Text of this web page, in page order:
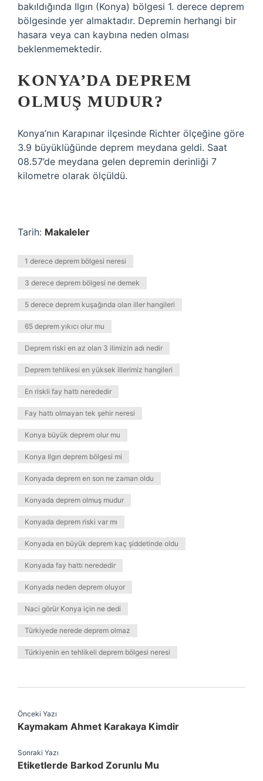
bakıldığında Ilgın (Konya) bölgesi 1. derece deprem
bölgesinde yer almaktadır. Depremin herhangi bir
hasara veya can kaybına neden olması
beklenmemektedir.
KONYA’DA DEPREM
OLMUŞ MUDUR?
Konya’nın Karapınar ilçesinde Richter ölçeğine göre
3.9 büyüklüğünde deprem meydana geldi. Saat
08.57’de meydana gelen depremin derinliği 7
kilometre olarak ölçüldü.
Tarih: Makaleler
1 derece deprem bölgesi neresi
3 derece deprem bölgesi ne demek
5 derece deprem kuşağında olan iller hangileri
65 deprem yıkıcı olur mu
Deprem riski en az olan 3 ilimizin adı nedir
Deprem tehlikesi en yüksek illerimiz hangileri
En riskli fay hattı nerededir
Fay hattı olmayan tek şehir neresi
Konya büyük deprem olur mu
Konya Ilgın deprem bölgesi mi
Konyada deprem en son ne zaman oldu
Konyada deprem olmuş mudur
Konyada deprem riski var mı
Konyada en büyük deprem kaç şiddetinde oldu
Konyada fay hattı nerededir
Konyada neden deprem oluyor
Naci görür Konya için ne dedi
Türkiyede nerede deprem olmaz
Türkiyenin en tehlikeli deprem bölgesi neresi
Önceki Yazı
Kaymakam Ahmet Karakaya Kimdir
Sonraki Yazı
Etiketlerde Barkod Zorunlu Mu